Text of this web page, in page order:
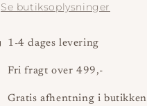
Se butiksoplysninger
1-4 dages levering
Fri fragt over 499,-
Gratis afhentning i butikken